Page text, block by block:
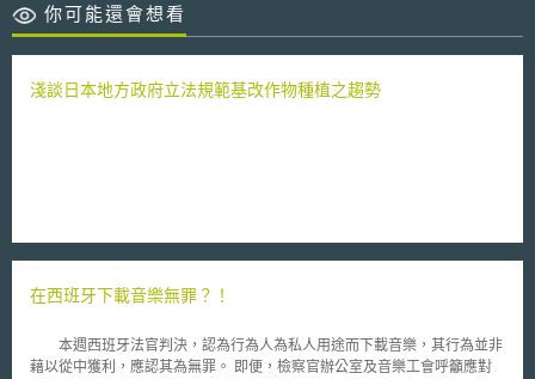
你可能還會想看
淺談日本地方政府立法規範基改作物種植之趨勢
在西班牙下載音樂無罪？！
本週西班牙法官判決，認為行為人為私人用途而下載音樂，其行為並非
藉以從中獲利，應認其為無罪。 即便，檢察官辦公室及音樂工會呼籲應對